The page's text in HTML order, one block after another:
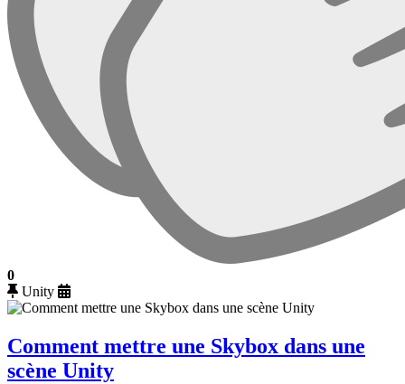
0
Unity
Comment mettre une Skybox dans une
scène Unity